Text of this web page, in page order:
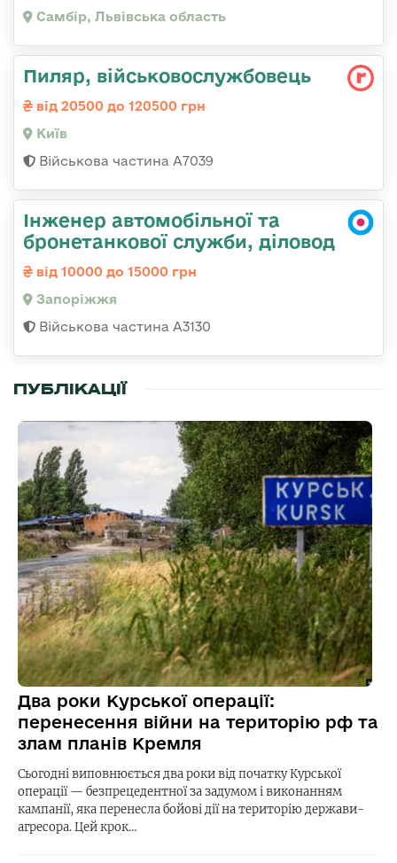
Самбір, Львівська область
Пиляр, військовослужбовець
від 20500 до 120500 грн
Київ
Військова частина А7039
Інженер автомобільної та
бронетанкової служби, діловод
від 10000 до 15000 грн
Запоріжжя
Військова частина А3130
ПУБЛІКАЦІЇ
Два роки Курської операції:
перенесення війни на територію рф та
злам планів Кремля
Сьогодні виповнюється два роки від початку Курської
операції — безпрецедентної за задумом і виконанням
кампанії, яка перенесла бойові дії на територію держави-
агресора. Цей крок…